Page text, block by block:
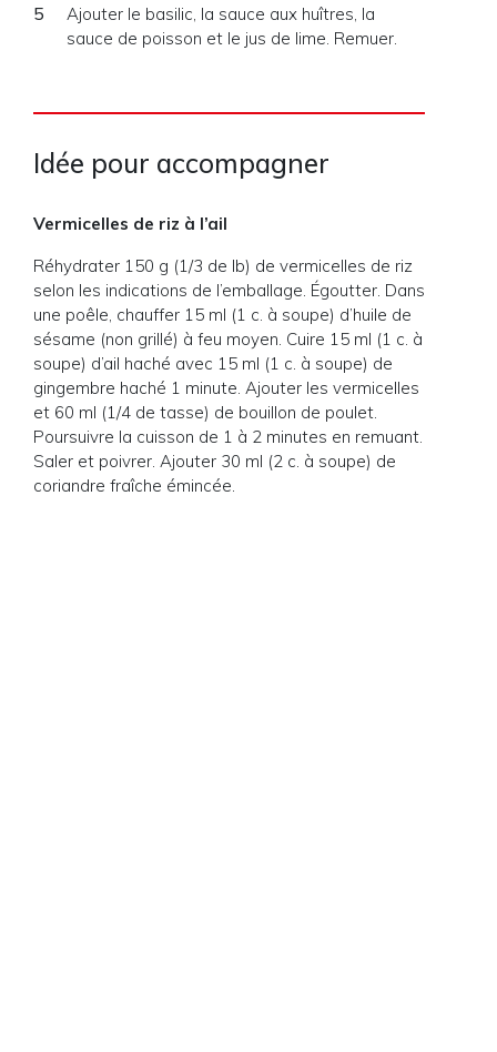
Ajouter le basilic, la sauce aux huîtres, la
sauce de poisson et le jus de lime. Remuer.
Idée pour accompagner
Vermicelles de riz à l’ail
Réhydrater 150 g (1/3 de lb) de vermicelles de riz
selon les indications de l’emballage. Égoutter. Dans
une poêle, chauffer 15 ml (1 c. à soupe) d’huile de
sésame (non grillé) à feu moyen. Cuire 15 ml (1 c. à
soupe) d’ail haché avec 15 ml (1 c. à soupe) de
gingembre haché 1 minute. Ajouter les vermicelles
et 60 ml (1/4 de tasse) de bouillon de poulet.
Poursuivre la cuisson de 1 à 2 minutes en remuant.
Saler et poivrer. Ajouter 30 ml (2 c. à soupe) de
coriandre fraîche émincée.